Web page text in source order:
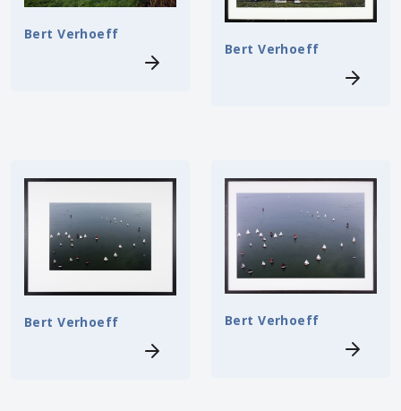
Bert Verhoeff
Bert Verhoeff
Bert Verhoeff Bert Verhoeff